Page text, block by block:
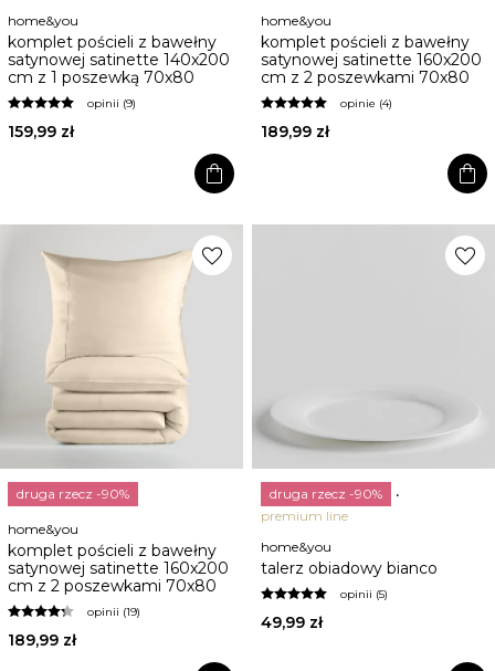
home&you
komplet pościeli z bawełny
satynowej satinette 140x200
cm z 1 poszewką 70x80
opinii (9)
159,99 zł
shopping_bag
home&you
komplet pościeli z bawełny
satynowej satinette 160x200
cm z 2 poszewkami 70x80
opinie (4)
189,99 zł
shopping_bag
favorite
druga rzecz -90%
home&you
komplet pościeli z bawełny
satynowej satinette 160x200
cm z 2 poszewkami 70x80
opinii (19)
189,99 zł
favorite
druga rzecz -90%
premium line
home&you
talerz obiadowy bianco
opinii (5)
49,99 zł